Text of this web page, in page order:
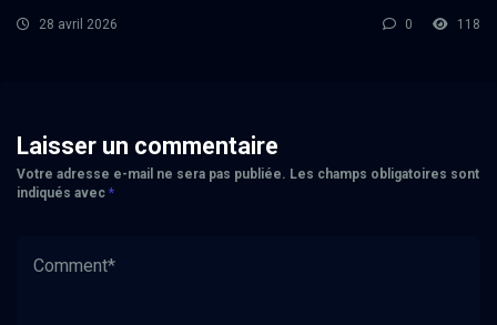
28 avril 2026 0 118
Laisser un commentaire
Votre adresse e-mail ne sera pas publiée. Les champs obligatoires sont
indiqués avec *